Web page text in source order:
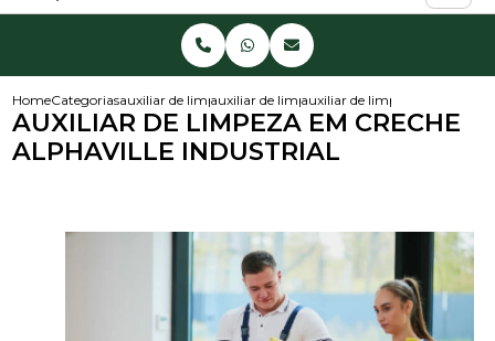
HomeCategoriasauxiliar de limpezaauxiliar de limpeza em condominio
auxiliar de limpeza em
AUXILIAR DE LIMPEZA EM CRECHE
ALPHAVILLE INDUSTRIAL